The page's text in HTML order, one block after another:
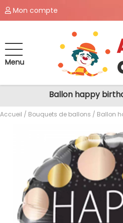
Mon compte
Menu
Ballon happy
Accueil / Bouquets de ballons / Ballon